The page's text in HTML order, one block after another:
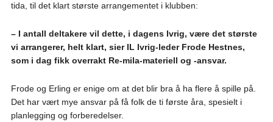
tida, til det klart største arrangementet i klubben:
– I antall deltakere vil dette, i dagens Ivrig, være det største
vi arrangerer, helt klart, sier IL Ivrig-leder Frode Hestnes,
som i dag fikk overrakt Re-mila-materiell og -ansvar.
Frode og Erling er enige om at det blir bra å ha flere å spille på.
Det har vært mye ansvar på få folk de ti første åra, spesielt i
planlegging og forberedelser.